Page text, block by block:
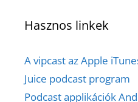
Hasznos linkek
A vipcast az Apple
Juice podcast program
Podcast applikációk